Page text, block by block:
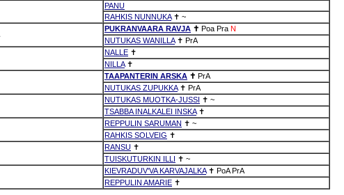
PANU
RAHKIS NUNNUKA✝ ~
PUKRANVAARA RAVJA ✝ Poa Pra N
NUTUKAS WANILLA✝ PrA
NALLE ✝
NILLA✝
TAAPANTERIN ARSKA ✝ PrA
NUTUKAS ZUPUKKA✝ PrA
NUTUKAS MUOTKA-JUSSI ✝ ~
TSABBA INALKALEI INSKA✝
REPPULIN SARUMAN ✝ ~
RAHKIS SOLVEIG ✝
RANSU ✝
TUISKUTURKIN ILLI ✝ ~
KIEVRADUV'VA KARVAJALKA✝ PoA PrA
REPPULIN AMARIE ✝